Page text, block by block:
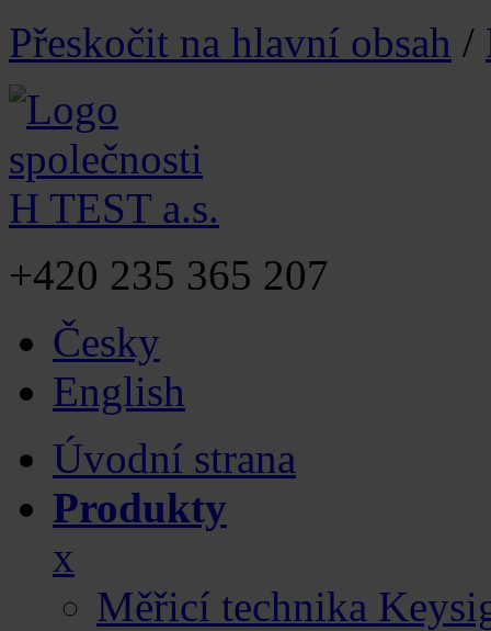
Přeskočit na hlavní obsah /
+420 235 365 207
Česky
English
Úvodní strana
Produkty
x
Měřicí technika